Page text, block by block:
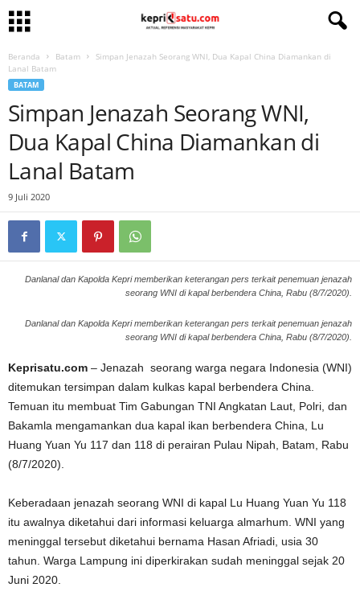
Beranda Batam
Simpan Jenazah Seorang WNI, Dua Kapal China Diamankan di
Lanal Batam
BATAM
Simpan Jenazah Seorang WNI,
Dua Kapal China Diamankan di
Lanal Batam
9 Juli 2020
Danlanal dan Kapolda Kepri memberikan keterangan pers terkait penemuan jenazah
seorang WNI di kapal berbendera China, Rabu (8/7/2020).
Danlanal dan Kapolda Kepri memberikan keterangan pers terkait penemuan jenazah
seorang WNI di kapal berbendera China, Rabu (8/7/2020).
Keprisatu.com – Jenazah seorang warga negara Indonesia (WNI)
ditemukan tersimpan dalam kulkas kapal berbendera China.
Temuan itu membuat Tim Gabungan TNI Angkatan Laut, Polri, dan
Bakamla mengamankan dua kapal ikan berbendera China, Lu
Huang Yuan Yu 117 dan 118 di perairan Pulau Nipah, Batam, Rabu
(8/7/2020).
Keberadaan jenazah seorang WNI di kapal Lu Huang Yuan Yu 118
itu awalnya diketahui dari informasi keluarga almarhum. WNI yang
meninggal tersebut diketahui bernama Hasan Afriadi, usia 30
tahun. Warga Lampung ini diperkirakan sudah meninggal sejak 20
Juni 2020.